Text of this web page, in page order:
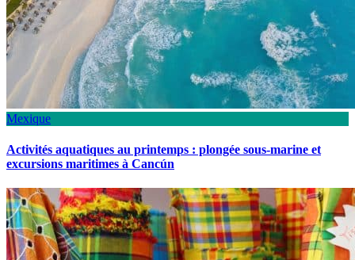
Mexique
Activités aquatiques au printemps : plongée sous-marine et
excursions maritimes à Cancún